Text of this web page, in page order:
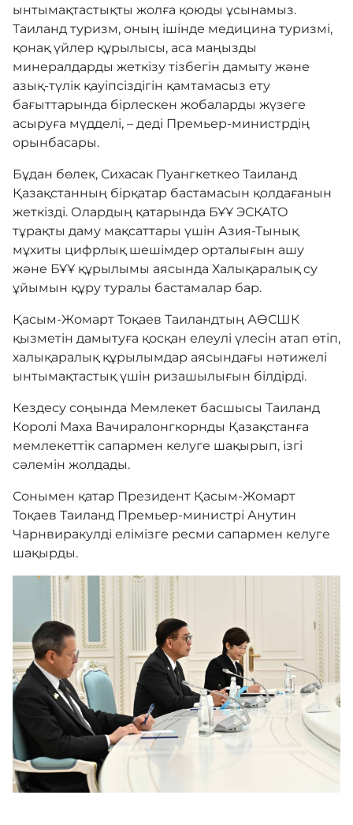
ынтымақтастықты жолға қоюды ұсынамыз.
Таиланд туризм, оның ішінде медицина туризмі,
қонақ үйлер құрылысы, аса маңызды
минералдарды жеткізу тізбегін дамыту және
азық-түлік қауіпсіздігін қамтамасыз ету
бағыттарында бірлескен жобаларды жүзеге
асыруға мүдделі, – деді Премьер-министрдің
орынбасары.
Бұдан бөлек, Сихасак Пуангкеткео Таиланд
Қазақстанның бірқатар бастамасын қолдағанын
жеткізді. Олардың қатарында БҰҰ ЭСКАТО
тұрақты даму мақсаттары үшін Азия-Тынық
мұхиты цифрлық шешімдер орталығын ашу
және БҰҰ құрылымы аясында Халықаралық су
ұйымын құру туралы бастамалар бар.
Қасым-Жомарт Тоқаев Таиландтың АӨСШК
қызметін дамытуға қосқан елеулі үлесін атап өтіп,
халықаралық құрылымдар аясындағы нәтижелі
ынтымақтастық үшін ризашылығын білдірді.
Кездесу соңында Мемлекет басшысы Таиланд
Королі Маха Вачиралонгкорнды Қазақстанға
мемлекеттік сапармен келуге шақырып, ізгі
сәлемін жолдады.
Сонымен қатар Президент Қасым-Жомарт
Тоқаев Таиланд Премьер-министрі Анутин
Чарнвиракулді елімізге ресми сапармен келуге
шақырды.